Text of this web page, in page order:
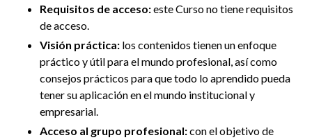
Requisitos de acceso:este Curso no tiene requisitos
de acceso.
Visión práctica: los contenidos tienen un enfoque
práctico y útil para el mundo profesional, así como
consejos prácticos para que todo lo aprendido pueda
tener su aplicación en el mundo institucional y
empresarial.
Acceso al grupo profesional:con el objetivo de